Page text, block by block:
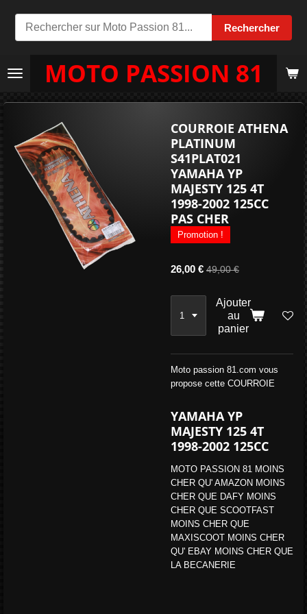
Rechercher
Passer
au
principal
MOTO PASSION 81
COURROIE ATHENA
PLATINUM
S41PLAT021
YAMAHA YP
MAJESTY 125 4T
1998-2002 125CC
PAS CHER
Promotion !
26,00 € 49,00 €
Ajouter
au
panier
Moto passion 81.com vous
propose cette COURROIE
YAMAHA YP
MAJESTY 125 4T
1998-2002 125CC
MOTO PASSION 81 MOINS
CHER QU' AMAZON MOINS
CHER QUE DAFY MOINS
CHER QUE SCOOTFAST
MOINS CHER QUE
MAXISCOOT MOINS CHER
QU' EBAY MOINS CHER QUE
LA BECANERIE